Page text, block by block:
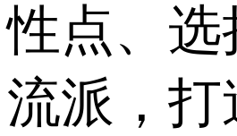
性点、选
流派，打